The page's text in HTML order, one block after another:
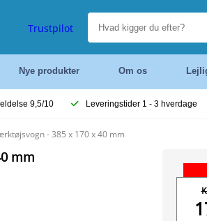
Trustpilot
Nye produkter Om os
9,5/10 Leveringstider 1 - 3 hverdage
- 385 x 170 x 40 mm
mm